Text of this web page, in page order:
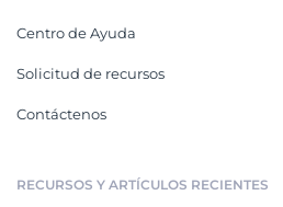
Centro de Ayuda
Solicitud de recursos
Contáctenos
RECURSOS Y ARTÍCULOS RECIENTES